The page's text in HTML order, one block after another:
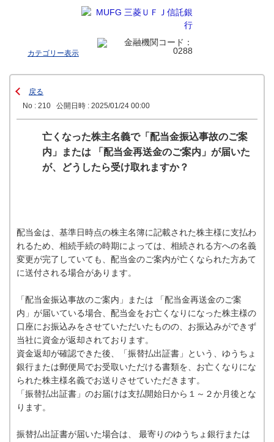
カテゴリー表示
戻る
No : 210
公開日時 : 2025/01/24 00:00
亡くなった株主名義で「配当金振込事故のご案
内」または 「配当金再送金のご案内」が届いた
が、どうしたら受け取れますか？
配当金は、基準日時点の株主名簿に記載された株主様に支払わ
れるため、相続手続の時期によっては、相続される方への名義
変更が完了していても、配当金のご案内が亡くなられた方あて
に送付される場合があります。
「配当金振込事故のご案内」または 「配当金再送金のご案
内」が届いている場合、配当金をお亡くなりになった株主様の
口座にお振込みをさせていただいたものの、お振込みができず
当社に資金が返却されております。
資金返却が確認できた後、「振替払出証書」という、ゆうちょ
銀行または郵便局でお受取いただける書類を、お亡くなりにな
られた株主様名義でお送りさせていただきます。
「振替払出証書」のお届けは支払開始日から１～２か月後とな
ります。
振替払出証書が届いた場合は、 最寄りのゆうちょ銀行または